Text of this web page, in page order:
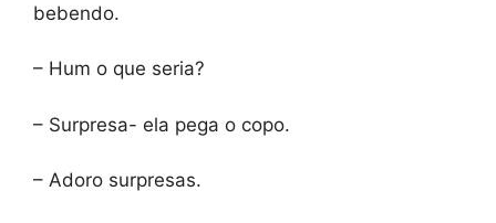
bebendo.
– Hum o que seria?
– Surpresa- ela pega o copo.
– Adoro surpresas.